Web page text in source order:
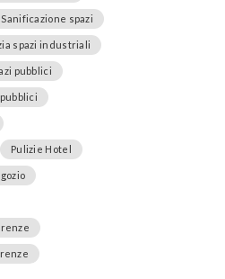
Sanificazione spazi
spazi industriali
pubblici
Pulizie Hotel